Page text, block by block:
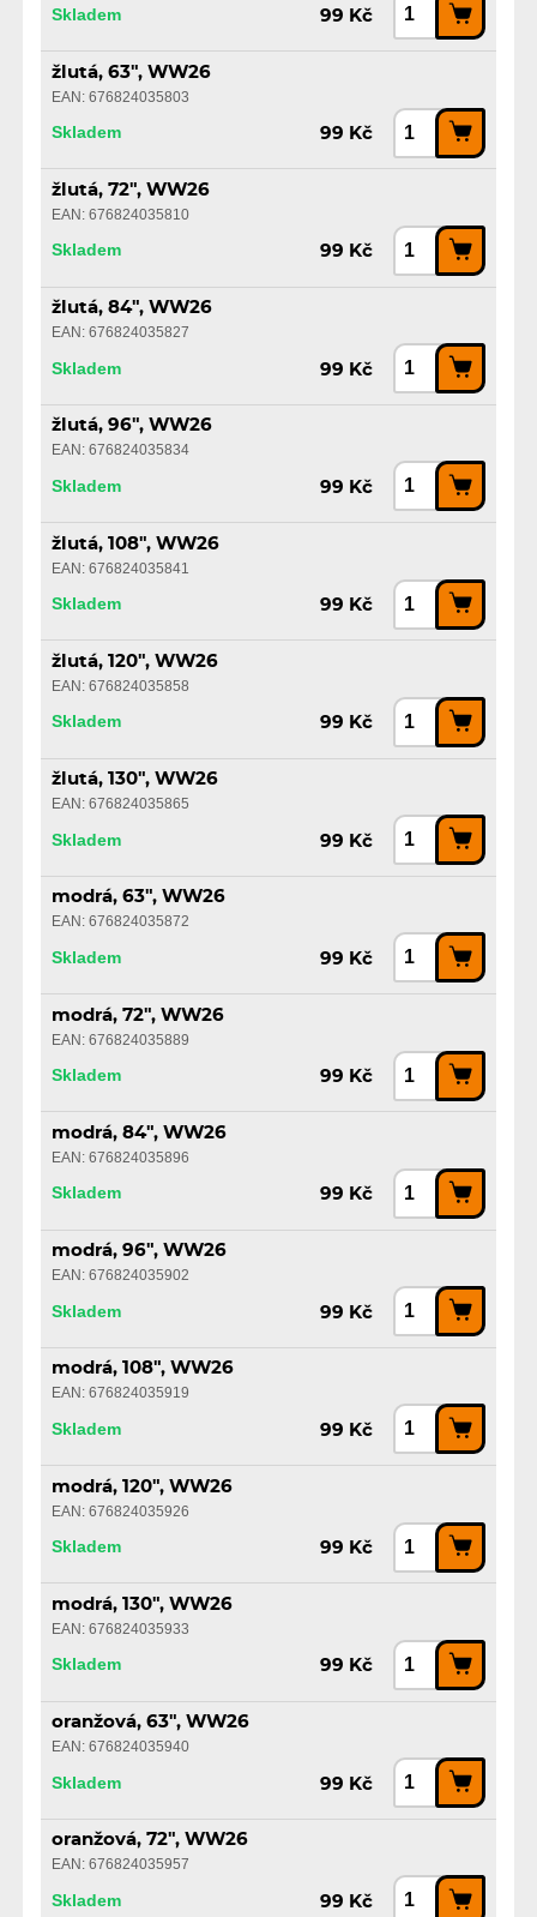
Skladem 99 Kč
žlutá, 63", WW26
EAN: 676824035803
Skladem 99 Kč
žlutá, 72", WW26
EAN: 676824035810
Skladem 99 Kč
žlutá, 84", WW26
EAN: 676824035827
Skladem 99 Kč
žlutá, 96", WW26
EAN: 676824035834
Skladem 99 Kč
žlutá, 108", WW26
EAN: 676824035841
Skladem 99 Kč
žlutá, 120", WW26
EAN: 676824035858
Skladem 99 Kč
žlutá, 130", WW26
EAN: 676824035865
Skladem 99 Kč
modrá, 63", WW26
EAN: 676824035872
Skladem 99 Kč
modrá, 72", WW26
EAN: 676824035889
Skladem 99 Kč
modrá, 84", WW26
EAN: 676824035896
Skladem 99 Kč
modrá, 96", WW26
EAN: 676824035902
Skladem 99 Kč
modrá, 108", WW26
EAN: 676824035919
Skladem 99 Kč
modrá, 120", WW26
EAN: 676824035926
Skladem 99 Kč
modrá, 130", WW26
EAN: 676824035933
Skladem 99 Kč
oranžová, 63", WW26
EAN: 676824035940
Skladem 99 Kč
oranžová, 72", WW26
EAN: 676824035957
Skladem 99 Kč